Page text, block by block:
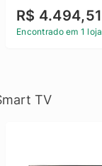
Linux - Preto
R$ 4.494,51
Encontrado em 1 loja
TV